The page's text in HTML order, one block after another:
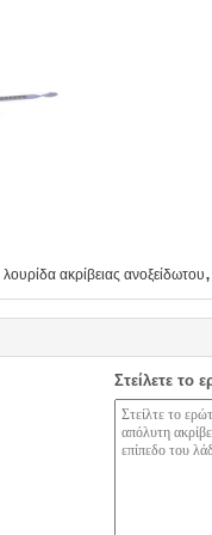
λουρίδα ακρίβειας ανοξείδωτου,
Στείλετε το